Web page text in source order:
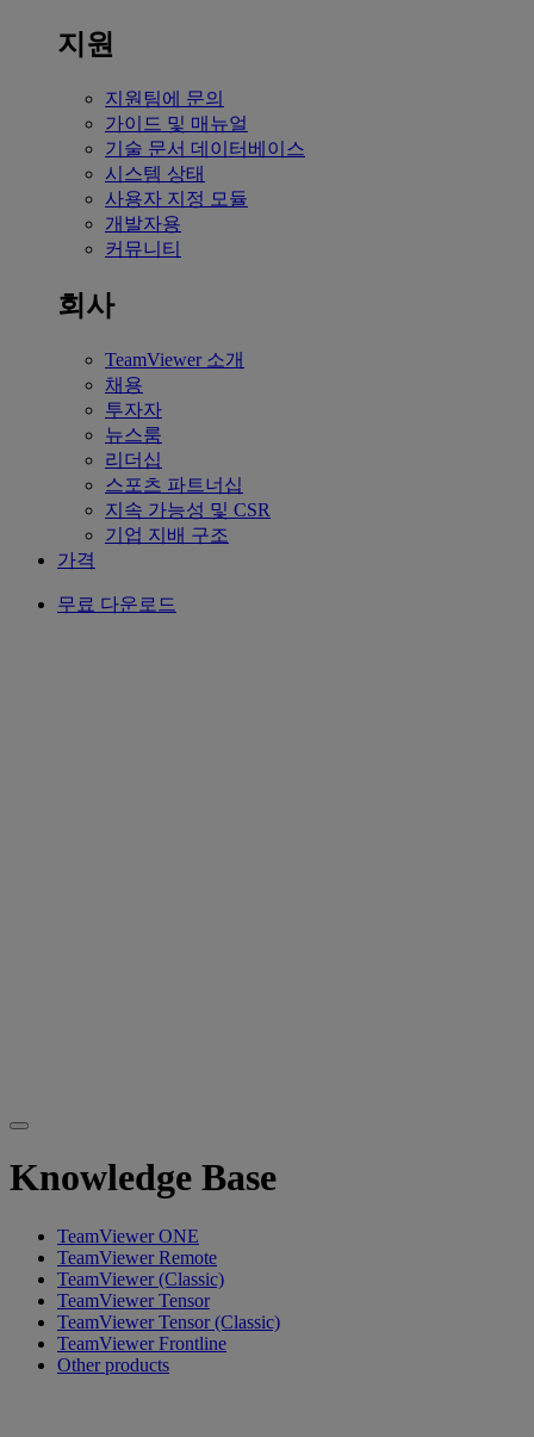
지원
지원팀에 문의
가이드 및 매뉴얼
기술 문서 데이터베이스
시스템 상태
사용자 지정 모듈
개발자용
커뮤니티
회사
TeamViewer 소개
채용
투자자
뉴스룸
리더십
스포츠 파트너십
지속 가능성 및 CSR
기업 지배 구조
가격
무료 다운로드
Knowledge Base
TeamViewer ONE
TeamViewer Remote
TeamViewer (Classic)
TeamViewer Tensor
TeamViewer Tensor (Classic)
TeamViewer Frontline
Other products